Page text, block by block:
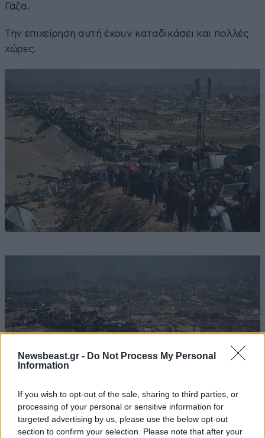
Newsbeast.gr - Do Not Process My Personal
Information
If you wish to opt-out of the sale, sharing to third parties, or
processing of your personal or sensitive information for
targeted advertising by us, please use the below opt-out
section to confirm your selection. Please note that after your
Γάζα.
Την επιχείρηση αυτή έχουν καταδικάσει και πολλές
χώρες.